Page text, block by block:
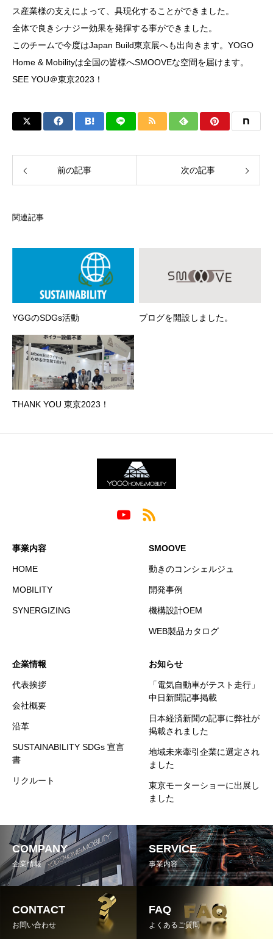
ス産業様の支えによって、具現化することができました。
全体で良きシナジー効果を発揮する事ができました。
このチームで今度はJapan Build東京展へも出向きます。YOGO
Home & Mobilityは全国の皆様へSMOOVEな空間を届けます。
SEE YOU＠東京2023！
前の記事 次の記事
関連記事
YGGのSDGs活動 ブログを開設しました。
THANK YOU 東京2023！
事業内容
HOME
MOBILITY
SYNERGIZING
SMOOVE
動きのコンシェルジュ
開発事例
機構設計OEM
WEB製品カタログ
企業情報
代表挨拶
会社概要
沿革
SUSTAINABILITY SDGs 宣言
書
リクルート
お知らせ
「電気自動車がテスト走行」
中日新聞記事掲載
日本経済新聞の記事に弊社が
掲載されました
地域未来牽引企業に選定され
ました
東京モーターショーに出展し
ました
COMPANY
企業情報
SERVICE
事業内容
CONTACT
お問い合わせ
FAQ
よくあるご質問